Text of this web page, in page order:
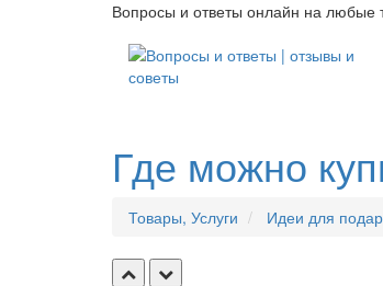
Вопросы и ответы онлайн на любые
Где можно
Товары, Услуги Идеи для